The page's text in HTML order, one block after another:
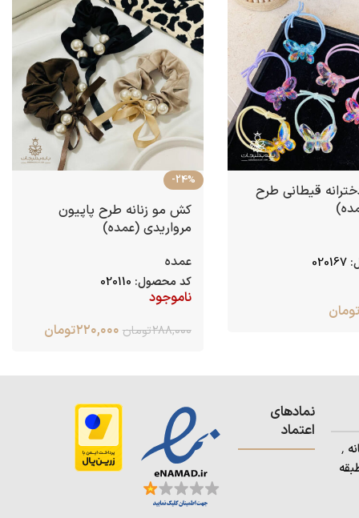
قیطانی طرح
020167
تومان
-24%
كش مو زنانه طرح پاپيون
مرواريدی (عمده)
عمده
کد محصول: 020110
ناموجود
۲۸۸,۰۰۰تومان ۲۲۰,۰۰۰تومان
آدرس: استان کردستان٬ شهرستان بانه ٬
نمادهای
اعتماد